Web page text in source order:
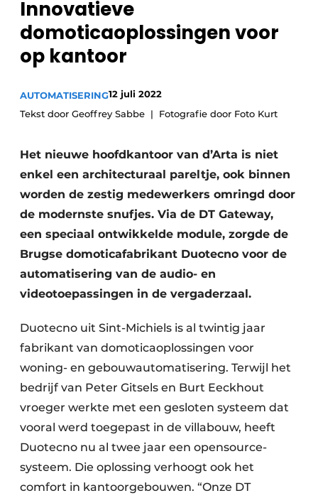
Vacature aanmelden
Vacatures
Video’s
Sanitair
Brandbeveiliging
Ventilatie
Warmtepompen
Innovatieve
domoticaoplossingen voor
op kantoor
AUTOMATISERING12 juli 2022
Tekst door Geoffrey Sabbe
Fotografie door Foto Kurt
Het nieuwe hoofdkantoor van d’Arta is niet
enkel een architecturaal pareltje, ook binnen
worden de zestig medewerkers omringd door
de modernste snufjes. Via de DT Gateway,
een speciaal ontwikkelde module, zorgde de
Brugse domoticafabrikant Duotecno voor de
automatisering van de audio- en
videotoepassingen in de vergaderzaal.
Duotecno uit Sint-Michiels is al twintig jaar
fabrikant van domoticaoplossingen voor
woning- en gebouwautomatisering. Terwijl het
bedrijf van Peter Gitsels en Burt Eeckhout
vroeger werkte met een gesloten systeem dat
vooral werd toegepast in de villabouw, heeft
Duotecno nu al twee jaar een opensource-
systeem. Die oplossing verhoogt ook het
comfort in kantoorgebouwen. “Onze DT